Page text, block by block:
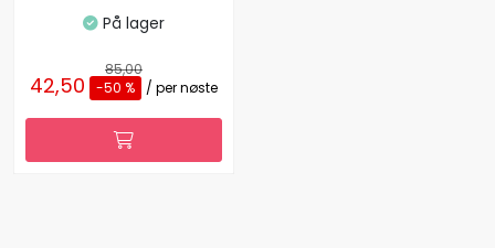
På lager
85,00
42,50 -50 % / per nøste